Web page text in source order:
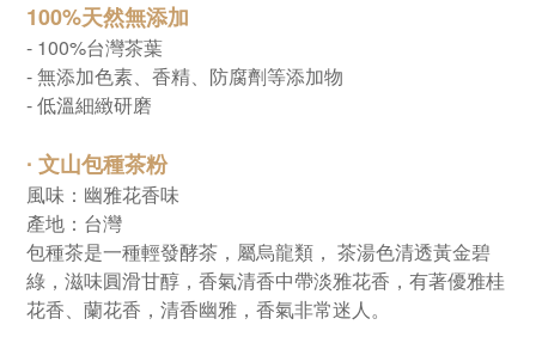
100%天然無添加
- 100%台灣茶葉
- 無添加色素、香精、防腐劑等添加物
- 低溫細緻研磨
∙ 文山包種茶粉
風味：幽雅花香味
產地：台灣
包種茶是一種輕發酵茶，屬烏龍類， 茶湯色清透黃金碧
綠，滋味圓滑甘醇，香氣清香中帶淡雅花香，有著優雅桂
花香、蘭花香，清香幽雅，香氣非常迷人。